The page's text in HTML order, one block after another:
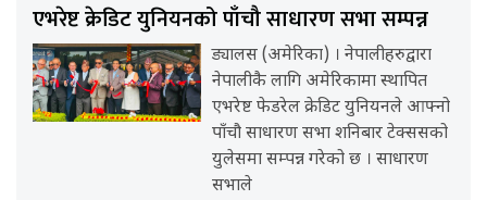
एभरेष्ट क्रेडिट युनियनको पाँचौ साधारण सभा सम्पन्न
ड्यालस (अमेरिका) । नेपालीहरुद्वारा
नेपालीकै लागि अमेरिकामा स्थापित
एभरेष्ट फेडरेल क्रेडिट युनियनले आफ्नो
पाँचौ साधारण सभा शनिबार टेक्ससको
युलेसमा सम्पन्न गरेको छ । साधारण
सभाले